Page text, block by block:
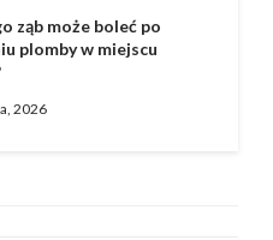
ząb może boleć po
plomby w miejscu
2026